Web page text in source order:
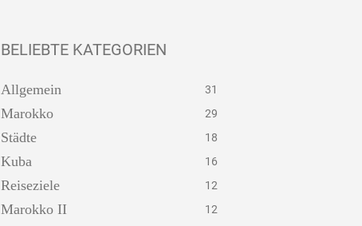
BELIEBTE KATEGORIEN
Allgemein 31
Marokko 29
Städte 18
Kuba 16
Reiseziele 12
Marokko II 12